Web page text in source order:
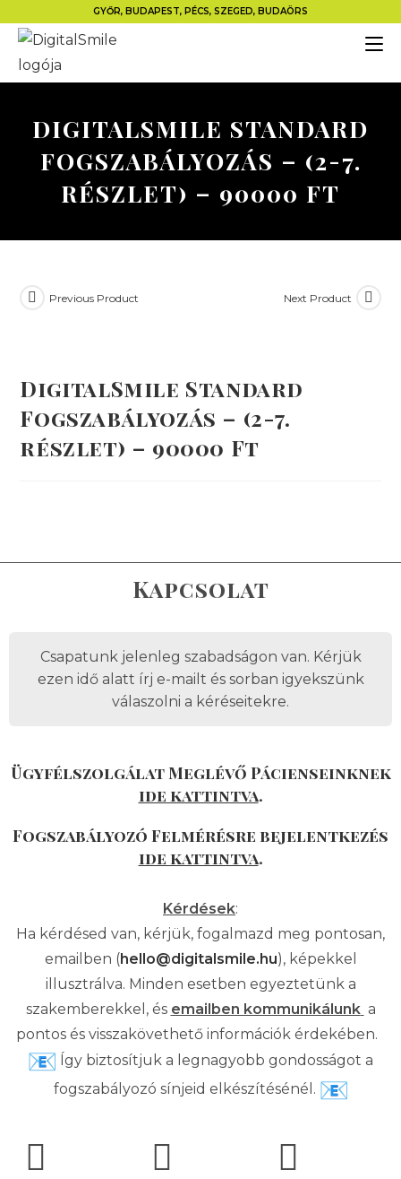
GYŐR, BUDAPEST, PÉCS, SZEGED, BUDAÖRS
DIGITALSMILE STANDARD
FOGSZABÁLYOZÁS – (2-7.
RÉSZLET) – 90000 FT
Previous Product Next Product
DigitalSmile Standard
Fogszabályozás – (2-7.
részlet) – 90000 Ft
Kapcsolat
Csapatunk jelenleg szabadságon van. Kérjük
ezen idő alatt írj e-mailt és sorban igyekszünk
válaszolni a kéréseitekre.
Ügyfélszolgálat Meglévő Pácienseinknek
ide kattintva.
Fogszabályozó Felmérésre bejelentkezés
ide kattintva.
Kérdések:
Ha kérdésed van, kérjük, fogalmazd meg pontosan,
emailben (hello@digitalsmile.hu), képekkel
illusztrálva. Minden esetben egyeztetünk a
szakemberekkel, és emailben kommunikálunk a
pontos és visszakövethető információk érdekében.
Így biztosítjuk a legnagyobb gondosságot a
fogszabályozó sínjeid elkészítésénél.